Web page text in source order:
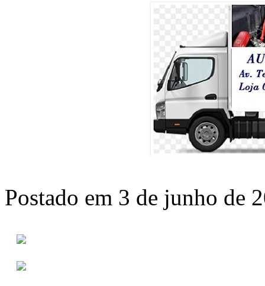
Postado em 3 de junho de